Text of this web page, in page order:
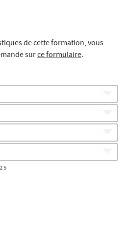
de cette formation, vous
surce formulaire.